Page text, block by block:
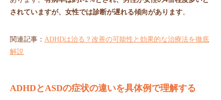
されていますが、女性では診断が遅れる傾向があります。
関連記事： ADHDは治る？改善の可能性と効果的な治療法を徹底
解説
ADHDとASDの症状の違いを具体例で理解する